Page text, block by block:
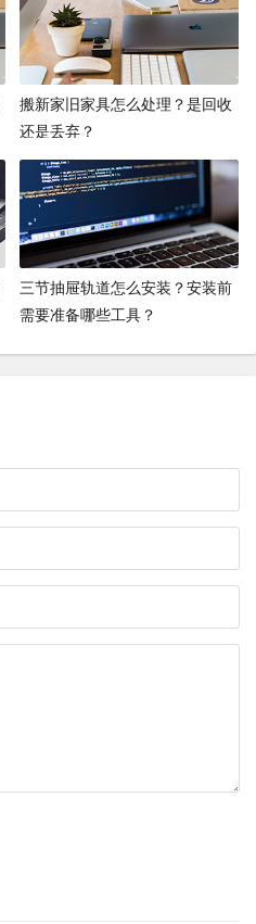
搬新家旧家具怎么处理？是回收
还是丢弃？
三节抽屉轨道怎么安装？安装前
需要准备哪些工具？